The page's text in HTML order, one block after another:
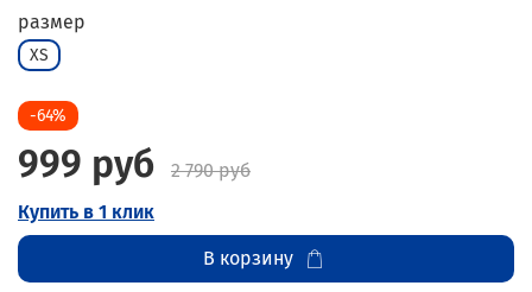
размер
XS
-64%
999 руб
2 790 руб
Купить в 1 клик
В корзину